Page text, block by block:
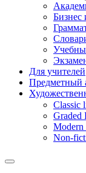
Бизнес
Для учителей
Предметный
Classic
Graded
Modern
Non-